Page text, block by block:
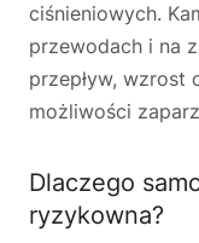
ciśnieniowych.
przewodach i na
przepływ, wzrost
możliwości
Dlaczego
ryzykowna?